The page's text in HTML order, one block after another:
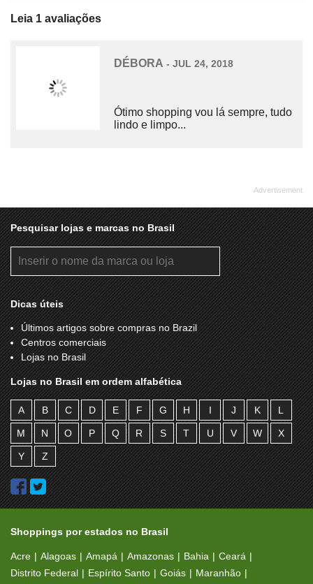
Leia 1 avaliações
DÉBORA - JUL 24, 2018
Ótimo shopping vou lá sempre, tudo
lindo e limpo...
Pesquisar lojas e marcas no Brasil
Dicas úteis
Últimos artigos sobre compras no Brazil
Centros comerciais
Lojas no Brasil
Lojas no Brasil em ordem alfabética
A B C D E F G H I J K L
M N O P Q R S T U V W X
Y Z
Shoppings por estados no Brasil
Acre Alagoas Amapá Amazonas Bahia
Ceará
Distrito Federal
Espírito Santo Goiás
Maranhão